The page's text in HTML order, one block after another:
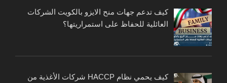
كيف تدعم جهات منح الايزو بالكويت الشركات
العائلية للحفاظ على استمراريتها؟
كيف يحمي نظام HACCP شركات الأغذية من